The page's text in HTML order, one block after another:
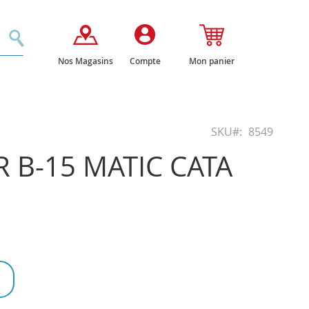
RechercherNos Magasins Compte Mon panier
SKU 8549
B-15 MATIC CATA